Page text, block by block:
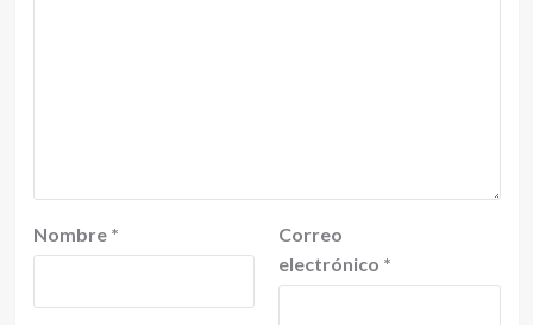
Nombre *
Correo
electrónico *